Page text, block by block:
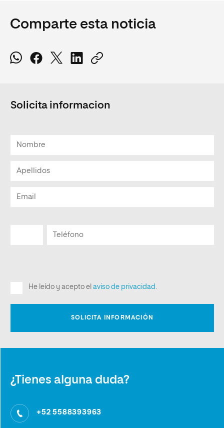
Comparte esta noticia
Solicita informacion
¿Tienes alguna duda?
+52 5588393963